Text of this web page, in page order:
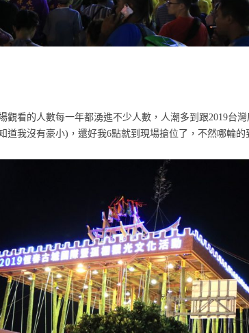
觀看的人數每一年都湧進不少人數，人潮多到跟2019台
道我沒有豪小)，還好我6點就到現場搶位了，不然哪輪的